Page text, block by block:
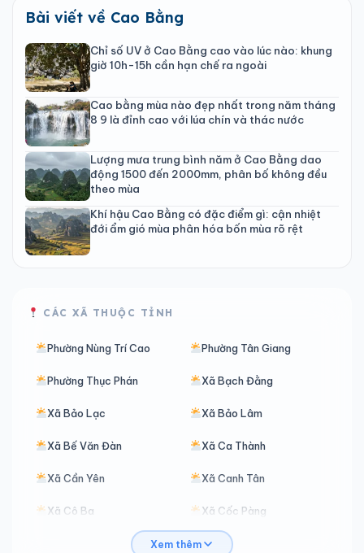
Bài viết về Cao Bằng
Chỉ số UV ở Cao Bằng cao vào lúc nào: khung
giờ 10h-15h cần hạn chế ra ngoài
Cao bằng mùa nào đẹp nhất trong năm tháng
8 9 là đỉnh cao với lúa chín và thác nước
Lượng mưa trung bình năm ở Cao Bằng dao
động 1500 đến 2000mm, phân bố không đều
theo mùa
Khí hậu Cao Bằng có đặc điểm gì: cận nhiệt
đới ẩm gió mùa phân hóa bốn mùa rõ rệt
CÁC XÃ THUỘC TỈNH
Phường Nùng Trí Cao Phường Tân Giang
Phường Thục Phán Xã Bạch Đằng
Xã Bảo Lạc Xã Bảo Lâm
Xã Bế Văn Đàn Xã Ca Thành
Xã Cần Yên Xã Canh Tân
Xã Cô Ba Xã Cốc Pàng
Xã Đình Phong
Xem thêm